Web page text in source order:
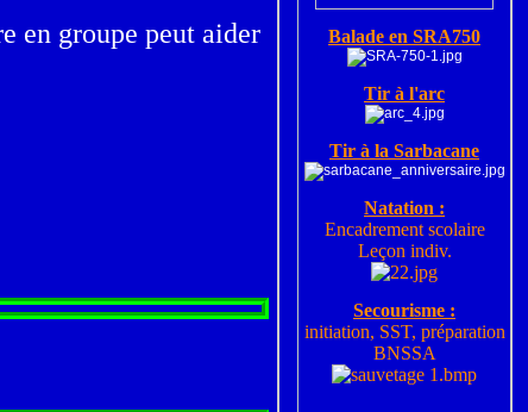
en groupe peut aider
Balade en SRA750
Tir à l'arc
Tir à la Sarbacane
Natation :
Encadrement scolaire
Leçon indiv.
Secourisme :
initiation, SST, préparation
BNSSA